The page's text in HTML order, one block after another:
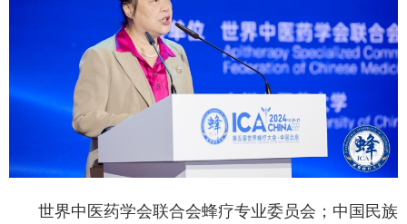
世界中医药学会联合会蜂疗专业委员会；中国民族